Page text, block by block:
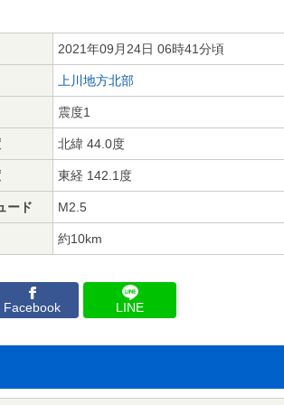
2021年09月24日 06時41分頃
上川地方北部
震度1
北緯 44.0度
東経 142.1度
ード M2.5
約10km
Facebook LINE